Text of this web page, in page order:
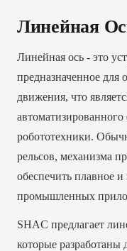
Линейная
Линейная ось - это
предназначенное для
движения, что
робототехники.
рельсов, механизма
обеспечить плавное
промышленных
SHAC предлагает
которые разработаны